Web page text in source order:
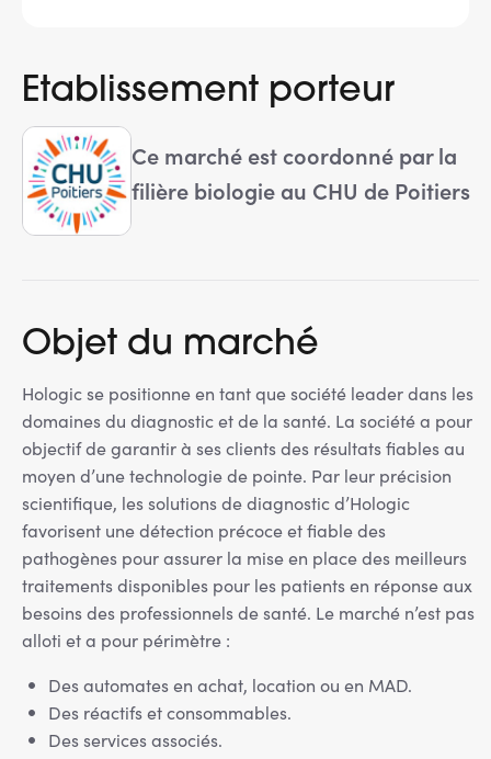
Etablissement porteur
Ce marché est coordonné par la
filière biologie au CHU de Poitiers
Objet du marché
Hologic se positionne en tant que société leader dans les
domaines du diagnostic et de la santé. La société a pour
objectif de garantir à ses clients des résultats fiables au
moyen d’une technologie de pointe. Par leur précision
scientifique, les solutions de diagnostic d’Hologic
favorisent une détection précoce et fiable des
pathogènes pour assurer la mise en place des meilleurs
traitements disponibles pour les patients en réponse aux
besoins des professionnels de santé. Le marché n’est pas
alloti et a pour périmètre :
Des automates en achat, location ou en MAD.
Des réactifs et consommables.
Des services associés.